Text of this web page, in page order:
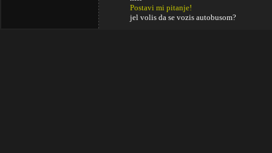
Postavi mi pitanje!
jel volis da se vozis autobusom?